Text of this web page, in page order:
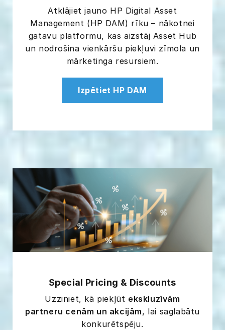
Atklājiet jauno HP Digital Asset
Management (HP DAM) rīku – nākotnei
gatavu platformu, kas aizstāj Asset Hub
un nodrošina vienkāršu piekļuvi zīmola un
mārketinga resursiem.
Izpētiet HP DAM
Special Pricing & Discounts
Uzziniet, kā piekļūt ekskluzīvām
partneru cenām un akcijām, lai saglabātu
konkurētspēju.